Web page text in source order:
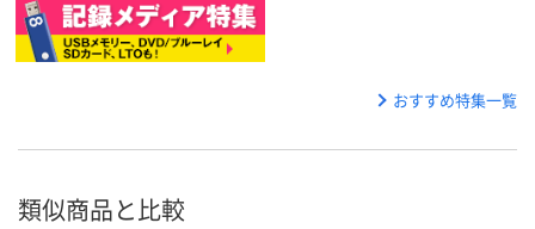
おすすめ特集一覧
類似商品と比較